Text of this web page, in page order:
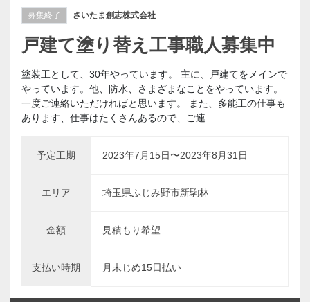
募集終了 さいたま創志株式会社
戸建て塗り替え工事職人募集中
塗装工として、30年やっています。 主に、戸建てをメインで
やっています。他、防水、さまざまなことをやっています。
一度ご連絡いただければと思います。 また、多能工の仕事も
あります、仕事はたくさんあるので、ご連...
予定工期 2023年7月15日〜2023年8月31日
エリア 埼玉県ふじみ野市新駒林
金額 見積もり希望
支払い時期 月末じめ15日払い